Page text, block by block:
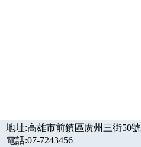
地址:高雄市前鎮區廣州三街50號
電話:07-7243456